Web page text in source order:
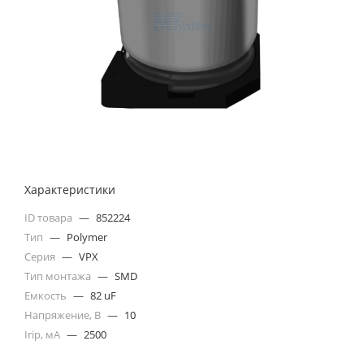
Характеристики
ID товара — 852224
Тип — Polymer
Серия — VPX
Тип монтажа — SMD
Емкость — 82 uF
Напряжение, В — 10
Irip, мА — 2500